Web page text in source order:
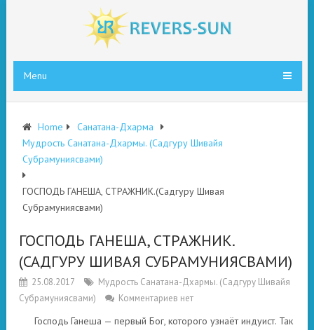
Menu
Home
Санатана-Дхарма
Мудрость Санатана-Дхармы. (Садгуру Шивайя
Субрамуниясвами)
ГОСПОДЬ ГАНЕША, СТРАЖНИК.(Садгуру Шивая
Субрамуниясвами)
ГОСПОДЬ ГАНЕША, СТРАЖНИК.
(САДГУРУ ШИВАЯ СУБРАМУНИЯСВАМИ)
25.08.2017
Мудрость Санатана-Дхармы. (Садгуру Шивайя
Субрамуниясвами)
Комментариев нет
Господь Ганеша — первый Бог, которого узнаёт индуист. Так